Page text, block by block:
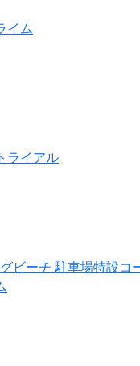
イム
ライアル
ビーチ 駐車場特設コ